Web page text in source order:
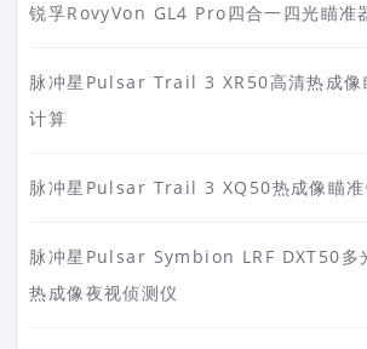
锐孚RovyVon GL4 Pro四合一四光瞄准
脉冲星Pulsar Trail 3 XR50高清热成像
计算
脉冲星Pulsar Trail 3 XQ50热成像瞄准
脉冲星Pulsar Symbion LRF DXT50多
热成像夜视侦测仪